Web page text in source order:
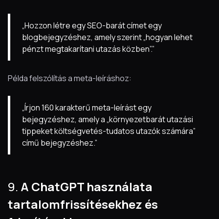
„Hozzon létre egy SEO-barát címet egy
blogbejegyzéshez, amely szerint „hogyan lehet
pénzt megtakarítani utazás közben”.”
Példa felszólítás a meta-leíráshoz:
„Írjon 160 karakterű meta-leírást egy
bejegyzéshez, amely a „környezetbarát utazási
tippeket költségvetés-tudatos utazók számára”
című bejegyzéshez.”
9. A ChatGPT használata
tartalomfrissítésekhez és